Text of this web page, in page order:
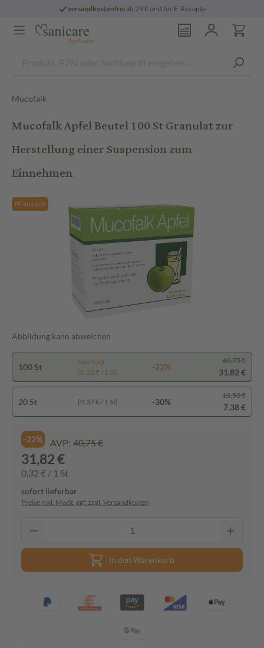
versandkostenfreiab 29 € und für E-Rezepte
Mucofalk
Mucofalk Apfel Beutel 100 St Granulat zur
Herstellung einer Suspension zum
Einnehmen
Pflanzlich
Abbildung kann abweichen
100 St
Spartipp
(0,32 € / 1 St)
-22%
40,75 €
31,82 €
20 St (0,37 € / 1 St) -30%
10,50 €
7,38 €
-22% AVP: 40,75 €
31,82 €
0,32 € / 1 St
sofort lieferbar
Preise inkl. MwSt. ggf. zzgl. Versandkosten
In den Warenkorb